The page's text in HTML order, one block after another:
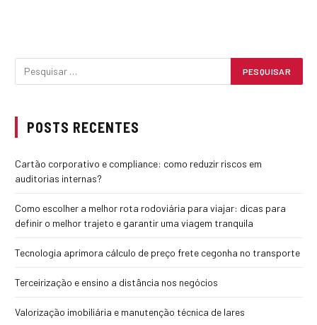
POSTS RECENTES
Cartão corporativo e compliance: como reduzir riscos em
auditorias internas?
Como escolher a melhor rota rodoviária para viajar: dicas para
definir o melhor trajeto e garantir uma viagem tranquila
Tecnologia aprimora cálculo de preço frete cegonha no transporte
Terceirização e ensino a distância nos negócios
Valorização imobiliária e manutenção técnica de lares